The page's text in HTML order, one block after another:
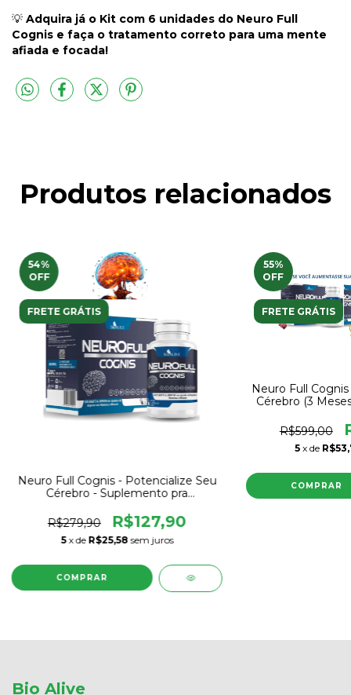
💡 Adquira já o Kit com 6 unidades do Neuro Full
Cognis e faça o tratamento correto para uma mente
afiada e focada!
Produtos relacionados
54%
OFF
FRETE GRÁTIS
Neuro Full Cognis - Potencialize Seu
Cérebro - Suplemento pra
R$279,90
R$127,90
5 x de R$25,58 sem juros
55%
OFF
FRETE GRÁTIS
Neuro Full
Cérebro (3
R$599,00
5 x de
Bio Alive